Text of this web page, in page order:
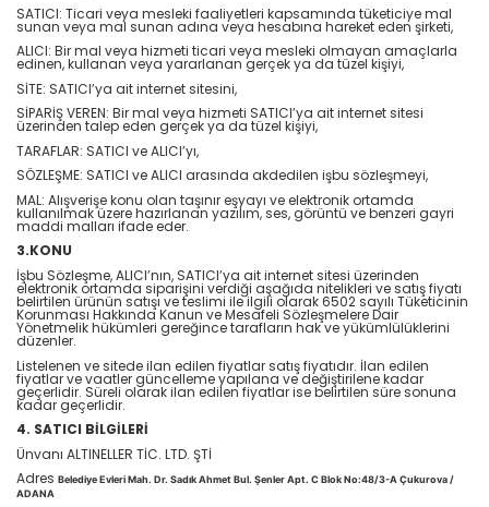
SATICI: Ticari veya mesleki faaliyetleri kapsamında tüketiciye mal
sunan veya mal sunan adına veya hesabına hareket eden şirketi,
ALICI: Bir mal veya hizmeti ticari veya mesleki olmayan amaçlarla
edinen, kullanan veya yararlanan gerçek ya da tüzel kişiyi,
SİTE: SATICI’ya ait internet sitesini,
SİPARİŞ VEREN: Bir mal veya hizmeti SATICI’ya ait internet sitesi
üzerinden talep eden gerçek ya da tüzel kişiyi,
TARAFLAR: SATICI ve ALICI’yı,
SÖZLEŞME: SATICI ve ALICI arasında akdedilen işbu sözleşmeyi,
MAL: Alışverişe konu olan taşınır eşyayı ve elektronik ortamda
kullanılmak üzere hazırlanan yazılım, ses, görüntü ve benzeri gayri
maddi malları ifade eder.
3.KONU
İşbu Sözleşme, ALICI’nın, SATICI’ya ait internet sitesi üzerinden
elektronik ortamda siparişini verdiği aşağıda nitelikleri ve satış fiyatı
belirtilen ürünün satışı ve teslimi ile ilgili olarak 6502 sayılı Tüketicinin
Korunması Hakkında Kanun ve Mesafeli Sözleşmelere Dair
Yönetmelik hükümleri gereğince tarafların hak ve yükümlülüklerini
düzenler.
Listelenen ve sitede ilan edilen fiyatlar satış fiyatıdır. İlan edilen
fiyatlar ve vaatler güncelleme yapılana ve değiştirilene kadar
geçerlidir. Süreli olarak ilan edilen fiyatlar ise belirtilen süre sonuna
kadar geçerlidir.
4. SATICI BİLGİLERİ
Ünvanı ALTINELLER TİC. LTD. ŞTİ
Adres Belediye Evleri Mah. Dr. Sadık Ahmet Bul. Şenler Apt. C Blok No:48/3-A Çukurova /
ADANA